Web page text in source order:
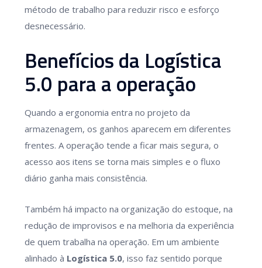
método de trabalho para reduzir risco e esforço
desnecessário.
Benefícios da Logística
5.0 para a operação
Quando a ergonomia entra no projeto da
armazenagem, os ganhos aparecem em diferentes
frentes. A operação tende a ficar mais segura, o
acesso aos itens se torna mais simples e o fluxo
diário ganha mais consistência.
Também há impacto na organização do estoque, na
redução de improvisos e na melhoria da experiência
de quem trabalha na operação. Em um ambiente
alinhado à Logística 5.0, isso faz sentido porque